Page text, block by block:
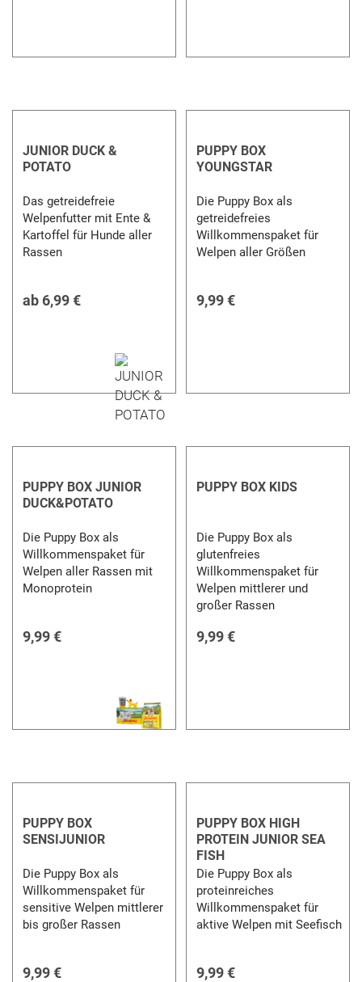
JUNIOR DUCK &
POTATO
Das getreidefreie
Welpenfutter mit Ente &
Kartoffel für Hunde aller
Rassen
ab 6,99 €
PUPPY BOX
YOUNGSTAR
Die Puppy Box als
getreidefreies
Willkommenspaket für
Welpen aller Größen
9,99 €
PUPPY BOX JUNIOR
DUCK&POTATO
Die Puppy Box als
Willkommenspaket für
Welpen aller Rassen mit
Monoprotein
9,99 €
PUPPY BOX KIDS
Die Puppy Box als
glutenfreies
Willkommenspaket für
Welpen mittlerer und
großer Rassen
9,99 €
PUPPY BOX
SENSIJUNIOR
Die Puppy Box als
Willkommenspaket für
sensitive Welpen mittlerer
bis großer Rassen
9,99 €
PUPPY BOX HIGH
PROTEIN JUNIOR SEA
FISH
Die Puppy Box als
proteinreiches
Willkommenspaket für
aktive Welpen mit Seefisch
9,99 €